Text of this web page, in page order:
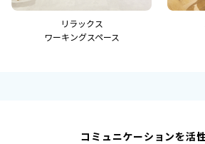
リラックス
ワーキングスペース
コミュニケーションを活性